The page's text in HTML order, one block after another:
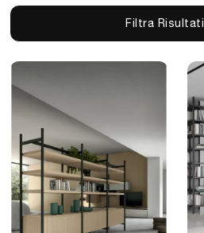
Filtra Risultati